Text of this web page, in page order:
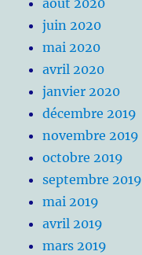
août 2020
juin 2020
mai 2020
avril 2020
janvier 2020
décembre 2019
novembre 2019
octobre 2019
septembre 2019
mai 2019
avril 2019
mars 2019